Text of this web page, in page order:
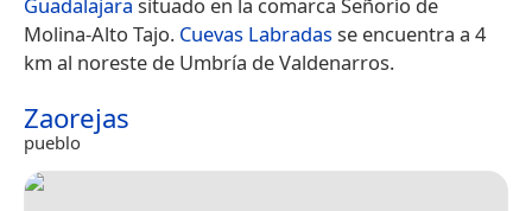
Molina-Alto Tajo. Cuevas Labradasse encuentra a 4
km al noreste de Umbría de Valdenarros.
Zaorejas
pueblo